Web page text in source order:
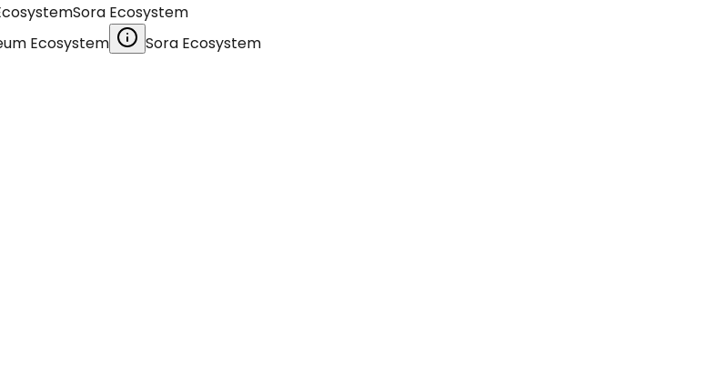
Sora Ecosystem
Ecosystem Sora Ecosystem